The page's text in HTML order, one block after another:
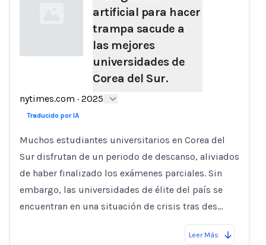
artificial para hacer
trampa sacude a
las mejores
universidades de
Corea del Sur.
nytimes.com · 2025
Traducido por IA
Muchos estudiantes universitarios en Corea del
Sur disfrutan de un periodo de descanso, aliviados
de haber finalizado los exámenes parciales. Sin
embargo, las universidades de élite del país se
encuentran en una situación de crisis tras des…
Leer Más